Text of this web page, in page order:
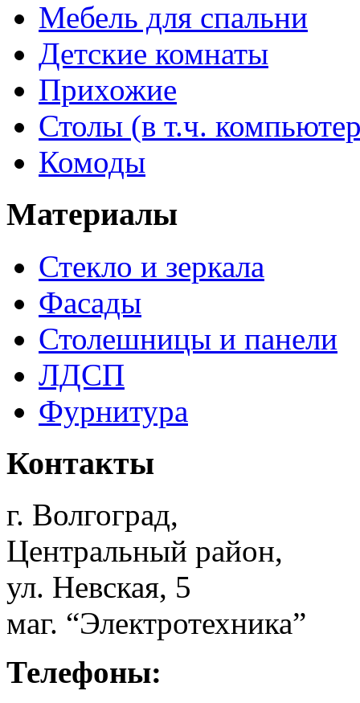
Мебель для спальни
Детские комнаты
Прихожие
Столы (в т.ч.
Комоды
Материалы
Стекло и зеркала
Фасады
Столешницы и панели
ЛДСП
Фурнитура
Контакты
г. Волгоград,
Центральный район,
ул. Невская, 5
маг. “Электротехника”
Телефоны: